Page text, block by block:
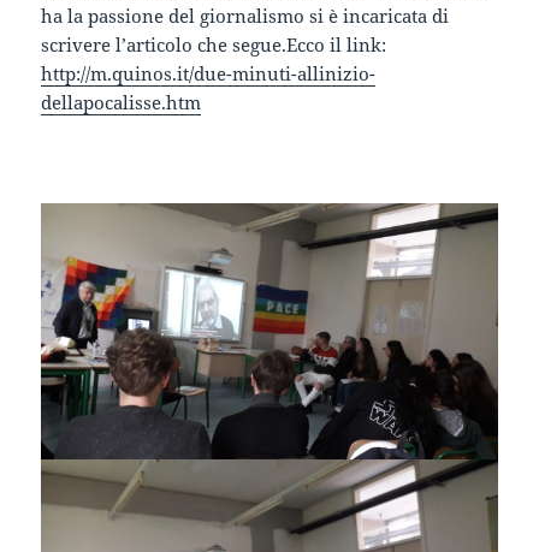
ha la passione del giornalismo si è incaricata di
scrivere l’articolo che segue.Ecco il link:
http://m.quinos.it/due-minuti-allinizio-
dellapocalisse.htm